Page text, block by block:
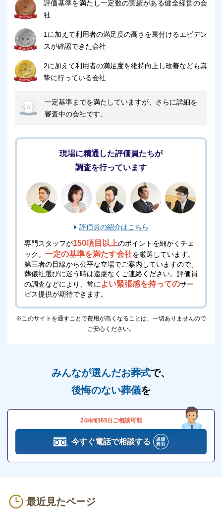
ディスタンスにも柔軟に対応可能です。
どのような葬儀でも相談可能なので、不安がある方は
ぜひ一度ご相談ください。
公益社会館 たまプラーザでは、宗教儀礼にとらわれ
無宗教葬は葬儀内容を自由に決められるので、故人ら
しいお別れを実現できます。
故人の写真を見ながら思い出を振り返り、好きな音楽
とともに献花をします。
行が難しい点です。
しかし、公益社会館 たまプラーザでは長年の経験か
お得な会員制度があります
公益社会館 たまプラーザには、お得な会員制度であ
る「プレビオクラブ」があります。
会員になると得られるお得な特典は以下の通りです。
葬儀に関する法律・税務手続き相談無料
入会金が1万円必要ですが、年会費、積立費用は無料
葬儀にかかる費用を抑えたい方は「プレビオクラブ」
への入会をおすすめします。
公益社会館 たまプラーザは、以下に当てはまる方に
評価基準を満たし一定数の実績がある健全経営の会
社
1に加えて利用者の満足度の高さを裏付けるエビデン
スが確認できた会社
2に加えて利用者の満足度を維持向上し改善なども真
摯に行っている会社
一定基準までを満たしていますが、さらに詳細を
審査中の会社です。
現場に精通した評価員たちが
調査を行っています
評価員の紹介はこちら
専門スタッフが150項目以上のポイントを細かくチェ
ック。 一定の基準を満たす会社を厳選しています。
第三者の目線から公平な立場でご案内していますので、
葬儀社選びに迷う時は遠慮なくご連絡ください。 評価員
の調査などにより、常によい緊張感を持ってのサー
ビス提供が期待できます。
※このサイトを通すことで費用が高くなることは、一切ありませんので
ご安心ください。
みんなが選んだお葬式で、
後悔のない葬儀を
24時間365日 ご相談可能
今すぐ電話で相談する
最近見たページ